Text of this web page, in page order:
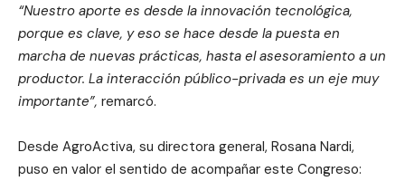
“Nuestro aporte es desde la innovación tecnológica,
porque es clave, y eso se hace desde la puesta en
marcha de nuevas prácticas, hasta el asesoramiento a un
productor. La interacción público-privada es un eje muy
importante”, remarcó.
Desde AgroActiva, su directora general, Rosana Nardi,
puso en valor el sentido de acompañar este Congreso: